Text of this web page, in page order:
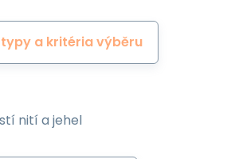
a kritéria výběru
nití a jehel